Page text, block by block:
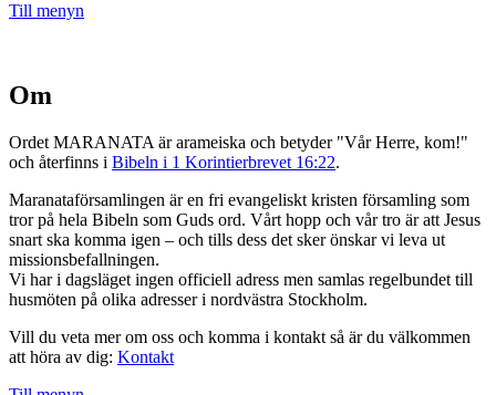
Till menyn
Om
Ordet MARANATA är arameiska och betyder "Vår Herre, kom!"
och återfinns i Bibeln i 1 Korintierbrevet 16:22.
Maranataförsamlingen är en fri evangeliskt kristen församling som
tror på hela Bibeln som Guds ord. Vårt hopp och vår tro är att Jesus
snart ska komma igen – och tills dess det sker önskar vi leva ut
missionsbefallningen.
Vi har i dagsläget ingen officiell adress men samlas regelbundet till
husmöten på olika adresser i nordvästra Stockholm.
Vill du veta mer om oss och komma i kontakt så är du välkommen
att höra av dig: Kontakt